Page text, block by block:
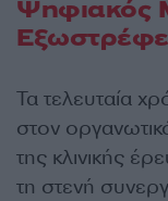
Ψηφιακός
Τα τελευταία
στον
της κλινικής
τη στενή